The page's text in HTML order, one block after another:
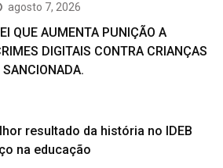
agosto 7, 2026
QUE AUMENTA PUNIÇÃO A
DIGITAIS CONTRA CRIANÇAS
SANCIONADA.
resultado da história no IDEB
na educação